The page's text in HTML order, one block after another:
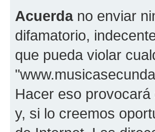
Acuerdano enviar
difamatorio,
que pueda violar
Hacer eso
y, si lo creemos